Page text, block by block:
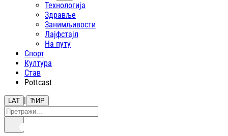
Технологија
Здравље
Занимљивости
Лајфстajл
На путу
Спорт
Култура
Став
Pottcast
LAT | ЋИР